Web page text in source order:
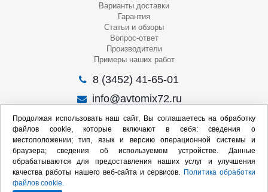
Варианты доставки
Гарантия
Статьи и обзоры
Вопрос-ответ
Производители
Примеры наших работ
8 (3452) 41-65-01
info@avtomix72.ru
г. Тюмень, ул. 50 лет Октября, 120
Пн-Пт
: 09:00 – 19:00
Сб: 10:00 – 17:00
Вс: Выходной
Мы в социальных сетях:
Продолжая использовать наш сайт, Вы соглашаетесь на обработку
файлов cookie, которые включают в себя: сведения о
местоположении; тип, язык и версию операционной системы и
браузера; сведения об используемом устройстве. Данные
обрабатываются для предоставления наших услуг и улучшения
качества работы нашего веб-сайта и сервисов. Политика обработки
файлов cookie.